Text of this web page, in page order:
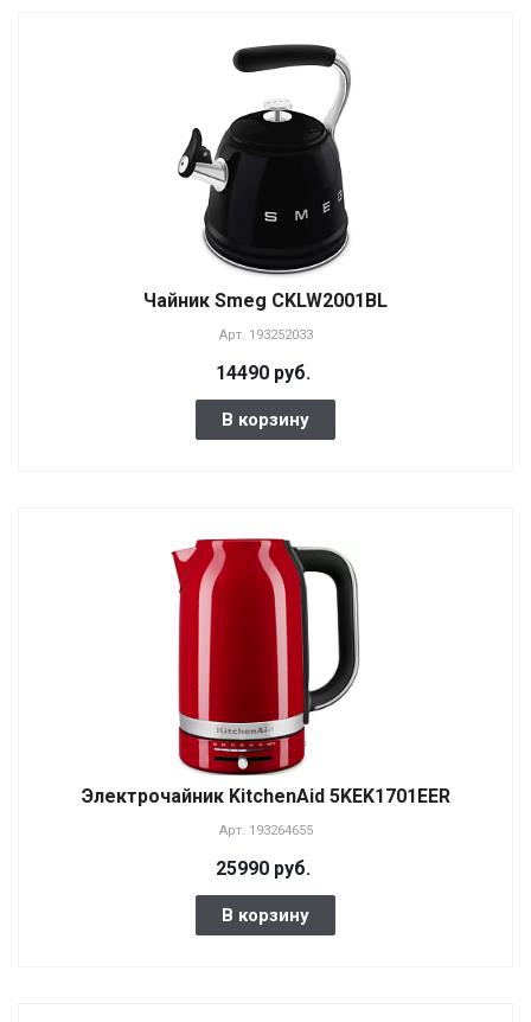
Чайник Smeg CKLW2001BL
Арт. 193252033
14490 руб.
В корзину
Электрочайник KitchenAid 5KEK1701EER
Арт. 193264655
25990 руб.
В корзину